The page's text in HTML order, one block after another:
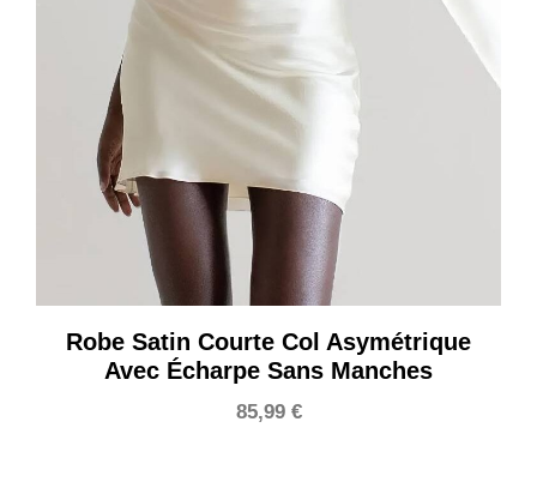
Robe Satin Courte Col Asymétrique
Avec Écharpe Sans Manches
85,99 €